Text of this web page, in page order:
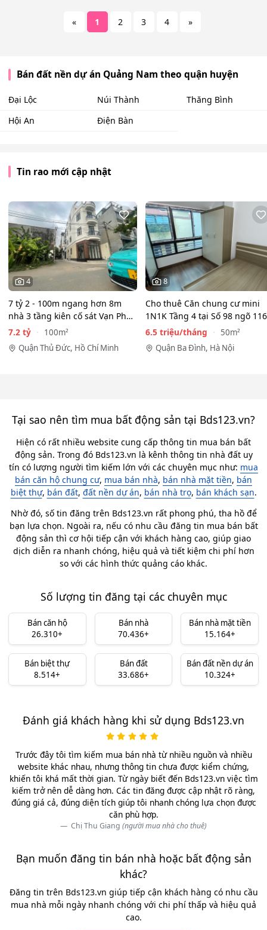
« 1 2 3 4 »
Bán đất nền dự án Quảng Nam theo quận huyện
Đại Lộc Núi Thành
Thăng Bình
Hội An
Điện Bàn
Tin rao mới cập nhật
4
7 tỷ 2 - 100m ngang hơn 8m
nhà 3 tầng kiên cố sát Vạn Phúc
City - HẺM XE HƠI…
7.2 tỷ
100m²
Quận Thủ Đức, Hồ Chí Minh
8
Cho thuê Căn chung cư mini
1N1K Tầng 4 tại Số 98 ngõ 116
Phan Kế Bính, Ba Đình.…
6.5 triệu/tháng
50m²
Quận Ba Đình, Hà Nội
Tại sao nên tìm mua bất động sản tại Bds123.vn?
Hiện có rất nhiều website cung cấp thông tin mua bán bất
động sản. Trong đó Bds123.vn là kênh thông tin nhà đất uy
tín có lượng người tìm kiếm lớn với các chuyên mục như: mua
bán căn hộ chung cư, mua bán nhà, bán nhà mặt tiền, bán
biệt thự, bán đất, đất nền dự án, bán nhà trọ, bán khách sạn.
Nhờ đó, số tin đăng trên Bds123.vn rất phong phú, tha hồ để
bạn lựa chọn. Ngoài ra, nếu có nhu cầu đăng tin mua bán bất
động sản thì cơ hội tiếp cận với khách hàng cao, giúp giao
dịch diễn ra nhanh chóng, hiệu quả và tiết kiệm chi phí hơn
so với các hình thức quảng cáo khác.
Số lượng tin đăng tại các chuyên mục
Bán căn hộ
26.310+
Bán nhà
70.436+
Bán nhà mặt tiền
15.164+
Bán biệt thự
8.514+
Bán đất
33.686+
Bán đất nền dự án
10.324+
Đánh giá khách hàng khi sử dụng Bds123.vn
Trước đây tôi tìm kiếm mua bán nhà từ nhiều nguồn và nhiều
website khác nhau, nhưng thông tin chưa được kiểm chứng,
khiến tôi khá mất thời gian. Từ ngày biết đến Bds123.vn việc tìm
kiếm trở nên dễ dàng hơn. Các tin đăng được cập nhật rõ ràng,
đúng giá cả, đúng diện tích giúp tôi nhanh chóng lựa chọn được
căn phù hợp.
Chị Thu Giang (người mua nhà cho thuê)
Bạn muốn đăng tin bán nhà hoặc bất động sản
khác?
Đăng tin trên Bds123.vn giúp tiếp cận khách hàng có nhu cầu
mua nhà mỗi ngày nhanh chóng với chi phí thấp và hiệu quả
cao.